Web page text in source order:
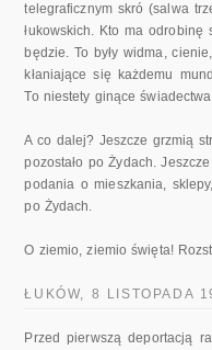
telegraficznym skró (salwa
łukowskich. Kto ma
będzie. To były widma,
kłaniające się każdemu
To niestety ginące
A co dalej? Jeszcze grzmią
pozostało po Żydach.
podania o mieszkania,
po Żydach.
O ziemio, ziemio święta!
ŁUKÓW, 8 LISTOPADA
Przed pierwszą deportacją